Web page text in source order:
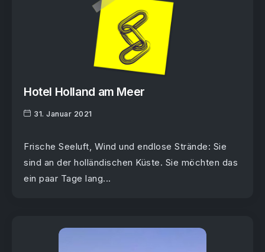
Hotel Holland am Meer
31. Januar 2021
Frische Seeluft, Wind und endlose Strände: Sie
sind an der holländischen Küste. Sie möchten das
ein paar Tage lang...